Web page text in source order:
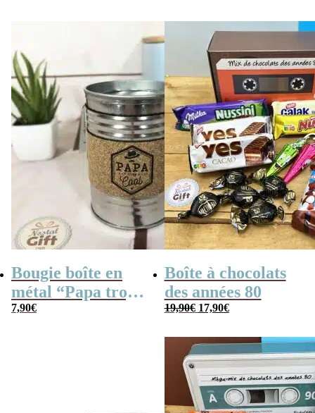
Bougie boîte en
métal “Papa trop
cool” (gris)
7,90€
Boîte à chocolats
des années 80
19,90€ Le
était :
19,90€.
17,90€Le
est :
17,90€.